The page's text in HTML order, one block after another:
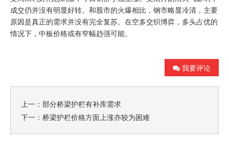
成交仍并没有明显好转。和股市的火爆相比，钢市略显冷清，主要
原因是真正的需求并没有完全复苏。在空多交织博弈，多头占优的
情况下，中板价格或有窄幅趋强可能。
我要评论
上一： 部分桥梁护栏有补库需求
下一： 桥梁护栏价格方面上涨亦较为困难